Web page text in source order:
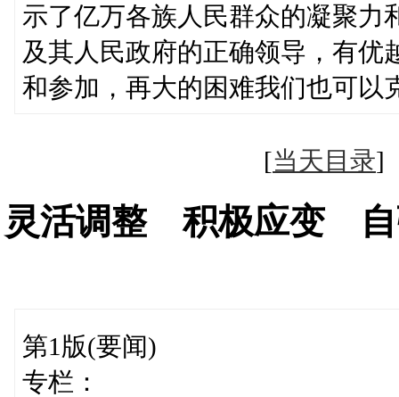
示了亿万各族人民群众的凝聚力
及其人民政府的正确领导，有优
和参加，再大的困难我们也可以
[当天目录
灵活调整 积极应变 自
第1版(要闻)
专栏：